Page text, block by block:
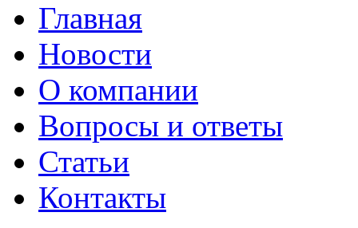
Главная
Новости
О компании
Вопросы и ответы
Статьи
Контакты